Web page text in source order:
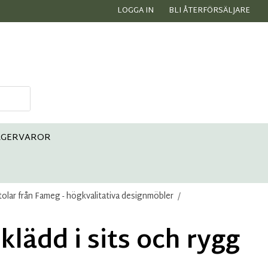
LOGGA IN BLI ÅTERFÖRSÄLJARE
från Fameg - högkvalitativa designmöbler /
i sits och rygg